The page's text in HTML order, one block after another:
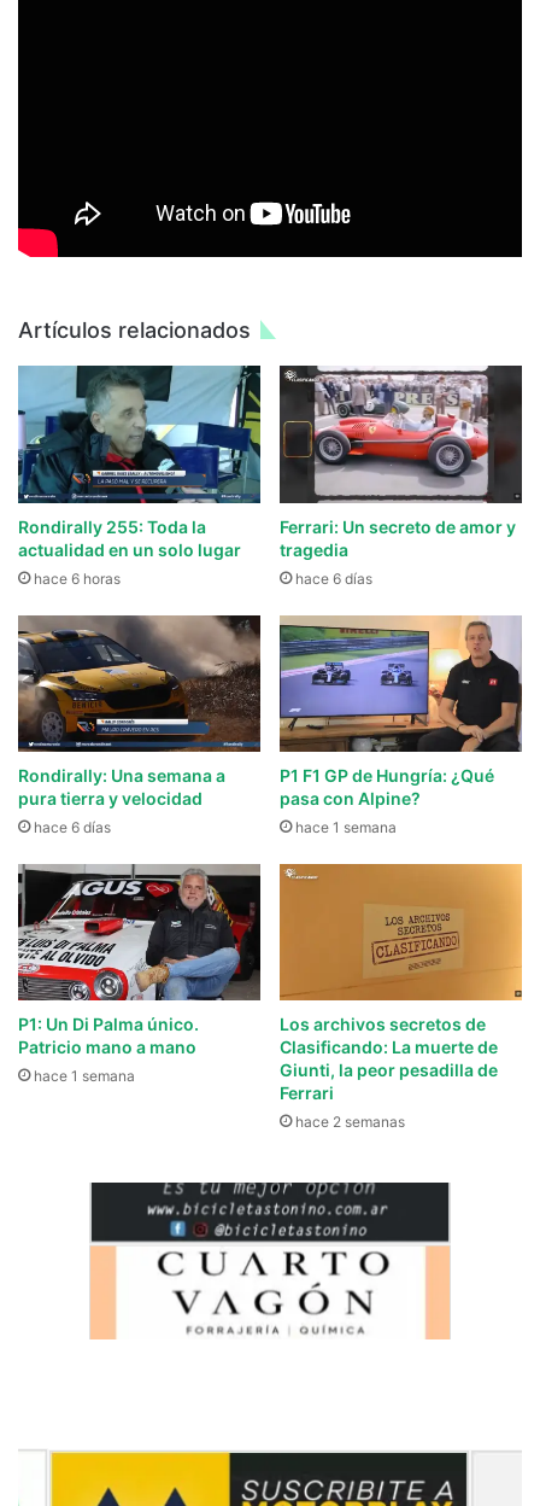
Artículos relacionados
Rondirally 255: Toda la
actualidad en un solo lugar
hace 6 horas
Ferrari: Un secreto de amor y
tragedia
hace 6 días
Rondirally: Una semana a
pura tierra y velocidad
hace 6 días
P1 F1 GP de Hungría: ¿Qué
pasa con Alpine?
hace 1 semana
P1: Un Di Palma único.
Patricio mano a mano
hace 1 semana
Los archivos secretos de
Clasificando: La muerte de
Giunti, la peor pesadilla de
Ferrari
hace 2 semanas